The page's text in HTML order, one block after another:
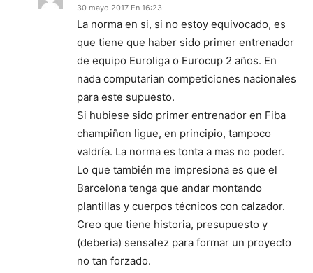
30 mayo 2017 En 16:23
La norma en si, si no estoy equivocado, es
que tiene que haber sido primer entrenador
de equipo Euroliga o Eurocup 2 años. En
nada computarian competiciones nacionales
para este supuesto.
Si hubiese sido primer entrenador en Fiba
champiñon ligue, en principio, tampoco
valdría. La norma es tonta a mas no poder.
Lo que también me impresiona es que el
Barcelona tenga que andar montando
plantillas y cuerpos técnicos con calzador.
Creo que tiene historia, presupuesto y
(deberia) sensatez para formar un proyecto
no tan forzado.